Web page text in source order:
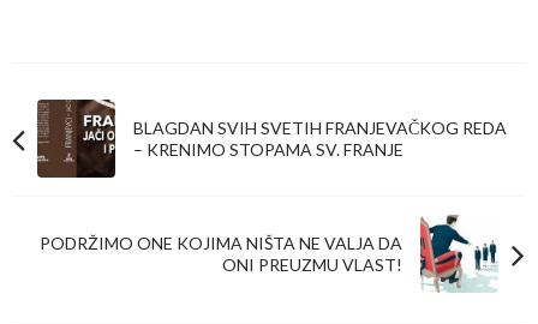
BLAGDAN SVIH SVETIH FRANJEVAČKOG REDA
– KRENIMO STOPAMA SV. FRANJE
PODRŽIMO ONE KOJIMA NIŠTA NE VALJA DA
ONI PREUZMU VLAST!